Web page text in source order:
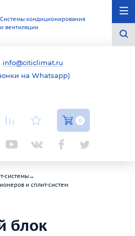
Системы кондиционирования
и вентиляции
info@citiclimat.ru
на Whatsapp)
0
системы→
и сплит-систем
блок